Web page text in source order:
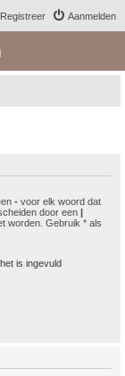
Aanmelden
Registreer
- voor elk woord dat
door een |
worden. Gebruik * als
is ingevuld